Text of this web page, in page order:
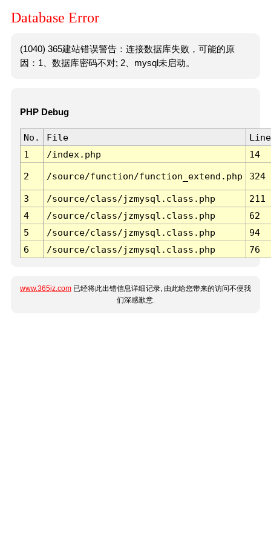
Database Error
(1040) 365建站错误警告：连接数据库失败，可能的原
因：1、数据库密码不对; 2、mysql未启动。
PHP Debug
No. File
Line
1
/index.php 14
2 /source/function/function_extend.php 324
3 /source/class/jzmysql.class.php
211
4
/source/class/jzmysql.class.php
62
5
/source/class/jzmysql.class.php
94
6
/source/class/jzmysql.class.php 76
www.365jz.com 已经将此出错信息详细记录, 由此给您带来的访问不便我
们深感歉意.